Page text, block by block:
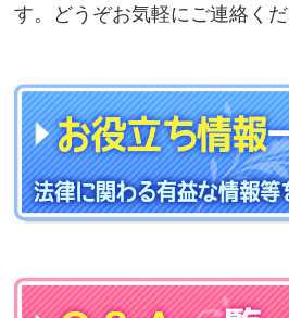
す。どうぞお気軽にご連絡くだ